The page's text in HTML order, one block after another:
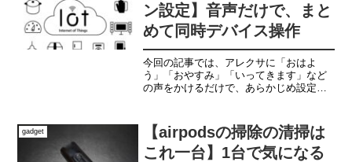
ン設定】音声だけで、まと
めて同時デバイス操作
今回の記事では、アレクサに「おはよ
う」「おやすみ」「いってきます」など
の声をかけるだけで、あらかじめ設定し
gadget
【airpodsの掃除の清掃は
これ一台】1台で気になる